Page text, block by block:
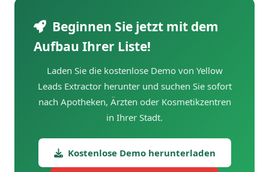
Beginnen Sie jetzt mit dem
Aufbau Ihrer Liste!
Laden Sie die kostenlose Demo von Yellow
Leads Extractor herunter und suchen Sie sofort
nach Apotheken, Ärzten oder Kosmetikzentren
in Ihrer Stadt.
Kostenlose Demo herunterladen